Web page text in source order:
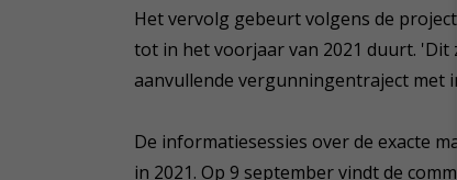
Het vervolg gebeurt volgens de
tot in het voorjaar van 2021 duurt. 'Dit
aanvullende vergunningentraject met
De informatiesessies over de exacte
in 2021. Op 9 september vindt de